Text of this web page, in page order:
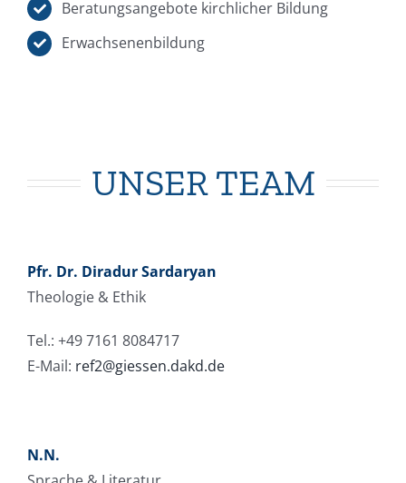
Beratungsangebote kirchlicher Bildung
Erwachsenenbildung
UNSER TEAM
Pfr. Dr. Diradur Sardaryan
Theologie & Ethik
Tel.: +49 7161 8084717
E-Mail: ref2@giessen.dakd.de
N.N.